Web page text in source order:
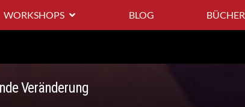
WORKSHOPS BLOG BÜCHER
Veränderung